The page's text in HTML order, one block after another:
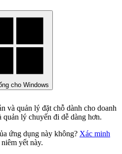
cho Windows
và quản lý đặt chỗ dành cho doanh
lý chuyến đi dễ dàng hơn.
ứng dụng này không? Xác minh
yết này.